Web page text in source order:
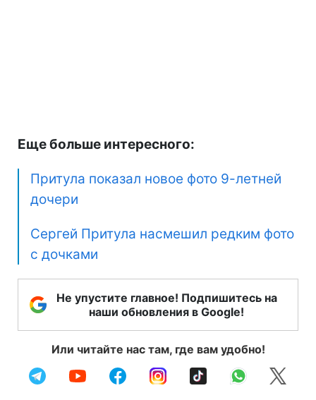
Еще больше интересного:
Притула показал новое фото 9-летней
дочери
Сергей Притула насмешил редким фото
с дочками
Не упустите главное! Подпишитесь на
наши обновления в Google!
Или читайте нас там, где вам удобно!